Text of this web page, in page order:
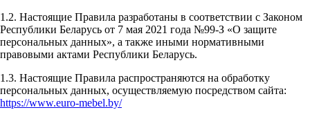
1.2. Настоящие Правила разработаны в соответствии с Законом
Республики Беларусь от 7 мая 2021 года №99-З «О защите
персональных данных», а также иными нормативными
правовыми актами Республики Беларусь.
1.3. Настоящие Правила распространяются на обработку
персональных данных, осуществляемую посредством сайта:
https://www.euro-mebel.by/